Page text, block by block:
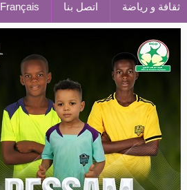
ثقافة و رياضة اتصل بنا Français